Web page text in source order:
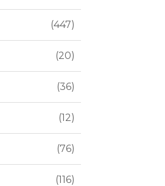
447
20
36
12
76
116